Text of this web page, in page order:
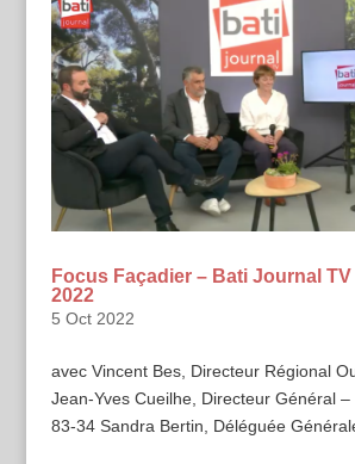
Focus Façadier – Bati Journal
2022
5 Oct 2022
avec Vincent Bes, Directeur Régional
Jean-Yves Cueilhe, Directeur Général
83-34 Sandra Bertin, Déléguée